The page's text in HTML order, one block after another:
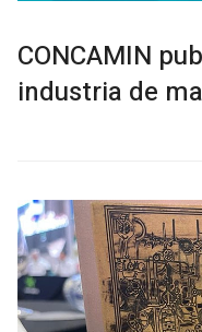
CONCAMIN
industria de